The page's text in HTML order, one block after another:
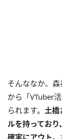
そんななか、森
から「VTuber
られます。 土橋
ルを持っており